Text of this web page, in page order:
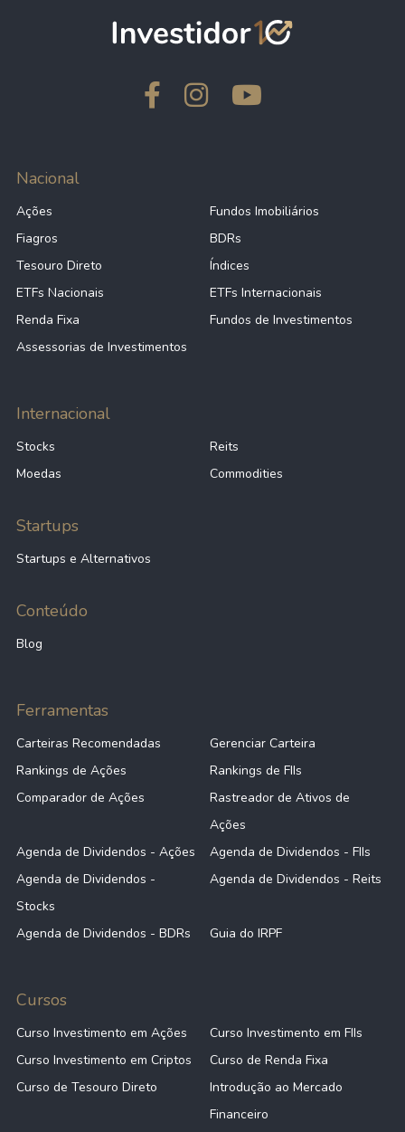
Nacional
Ações
Fundos Imobiliários
Fiagros
BDRs
Tesouro Direto
Índices
ETFs Nacionais
ETFs Internacionais
Renda Fixa
Fundos de Investimentos
Assessorias de Investimentos
Internacional
Stocks
Reits
Moedas
Commodities
Startups
Startups e Alternativos
Conteúdo
Blog
Ferramentas
Carteiras Recomendadas
Gerenciar Carteira
Rankings de Ações
Rankings de FIIs
Comparador de Ações
Rastreador de Ativos de
Ações
Agenda de Dividendos - Ações
Agenda de Dividendos - FIIs
Agenda de Dividendos -
Stocks
Agenda de Dividendos - Reits
Agenda de Dividendos - BDRs Guia do IRPF
Cursos
Curso Investimento em Ações
Curso Investimento em FIIs
Curso Investimento em Criptos
Curso de Renda Fixa
Curso de Tesouro Direto
Introdução ao Mercado
Financeiro